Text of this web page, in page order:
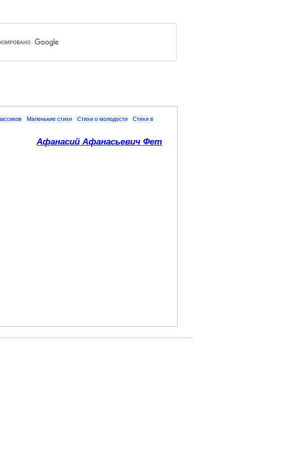
Маленькие стихи Стихи о молодости
Стихи в
Афанасий Афанасьевич Фет